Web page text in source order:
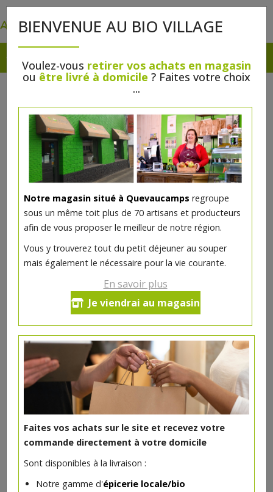
BIENVENUE AU BIO VILLAGE
Voulez-vous retirer vos achats en magasin
ou être livré à domicile ? Faites votre choix
...
Notre magasin situé à Quevaucamps regroupe
sous un même toit plus de 70 artisans et producteurs
afin de vous proposer le meilleur de notre région.
Vous y trouverez tout du petit déjeuner au souper
mais également le nécessaire pour la vie courante.
En savoir plus
Je viendrai au magasin
Faites vos achats sur le site et recevez votre
commande directement à votre domicile
Sont disponibles à la livraison :
Notre gamme d'épicerie locale/bio
Correcteur Sésame bio
- 1 pc +
8€
Réception souhaitée le
DANS LA MÊME CATÉGORIE ...